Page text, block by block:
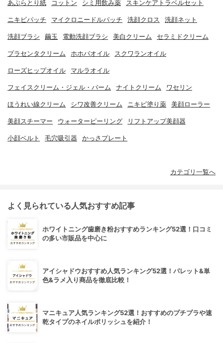
あぶらとり紙 コットン シミ用飲み薬 スキンケアトラベルセット
ニキビパッチ マイクロニードルパッチ 洗顔クロス 洗顔ネット
洗顔ブラシ 繭玉 電動洗顔ブラシ 美白クリーム セラミドクリーム
プラセンタクリーム ホホバオイル スクワランオイル
ローズヒップオイル マルラオイル
フェイスクリーム・ジェル・バーム ナイトクリーム ワセリン
ほうれい線クリーム シワ改善クリーム ニキビ塗り薬 美顔ローラー
美顔スチーマー ウォーターピーリング リフトアップ美顔器
小顔ベルト 毛穴吸引器 かっさプレート
カテゴリ一覧へ
よく見られている人気おすすめ記事
ホワイトニング歯磨き粉おすすめランキング52選！口コミ
の多い市販品を中心に
アイシャドウおすすめ人気ランキング52選！パレット&単
色&ラメ入り商品を徹底比較！
マニキュア人気ランキング52選！おすすめのプチプラや速
乾タイプのネイルポリッシュを紹介！